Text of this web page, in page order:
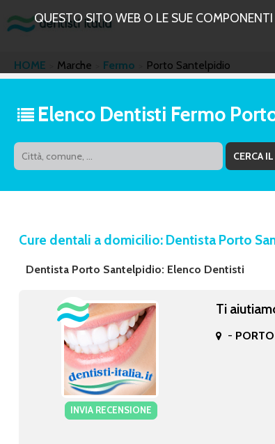
QUESTO SITO WEB O LE SUE COMPONENTI
HOME Marche Fermo Porto Santelpidio
Elenco Dentisti Fermo
Cure dentali a domicilio: Dentista Porto
Dentista Porto Santelpidio: Elenco Dentisti
INVIA RECENSIONE
Ti
-